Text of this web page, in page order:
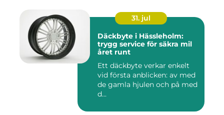
31. jul
Däckbyte i Hässleholm:
trygg service för säkra mil
året runt
Ett däckbyte verkar enkelt
vid första anblicken: av med
de gamla hjulen och på med
d...